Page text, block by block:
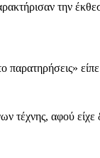
την
τέχνης, αφού είχε